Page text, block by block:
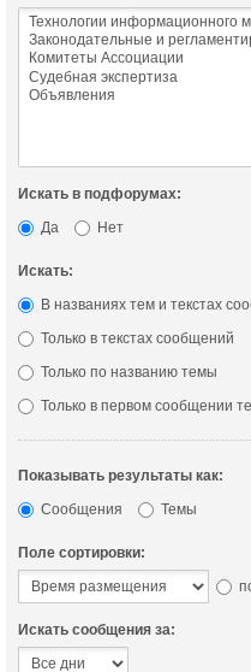
Искать в подфорумах:
Да
Нет
Искать:
В названиях тем и текстах
Только в текстах сообщений
Только по названию темы
Только в первом сообщении
Показывать результаты как:
Сообщения
Темы
Поле сортировки:
Искать сообщения за: